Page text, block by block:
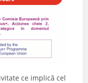
ce implică cel